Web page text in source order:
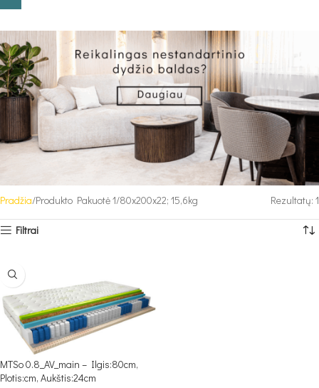
Pradžia Produkto Pakuotė 1 80x200x22; 15,6kg Rezultatų: 1
Filtrai
MTSo 0.8_AV_main – Ilgis:80cm,
Plotis:cm, Aukštis:24cm